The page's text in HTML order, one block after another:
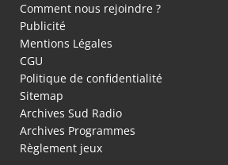
Comment nous rejoindre ?
Publicité
Mentions Légales
CGU
Politique de confidentialité
Sitemap
Archives Sud Radio
Archives Programmes
Règlement jeux